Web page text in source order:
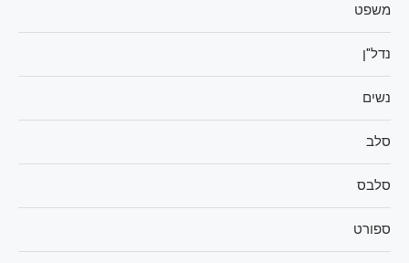
משפט
נדל"ן
נשים
סלב
סלבס
ספורט